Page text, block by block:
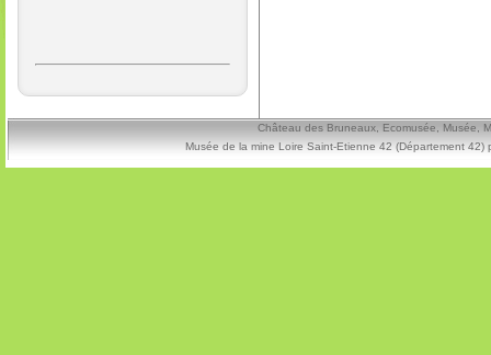
Château des Bruneaux, Ecomusée, Musée,
Musée de la mine Loire Saint-Etienne 42 (Département